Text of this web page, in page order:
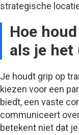
strategische
Hoe
als je het
Je houdt grip op
kiezen voor een
biedt, een vaste
communiceert
betekent niet dat